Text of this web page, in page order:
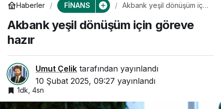
Haberler FİNANS
Akbank yeşil dönüşüm için
Akbank yeşil dönüşüm için göreve
hazır
Umut Çelik tarafından yayınlandı
10 Şubat 2025, 09:27 yayınlandı
1dk, 4sn